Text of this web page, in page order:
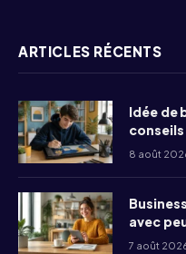
ARTICLES RÉCENTS
Idée de
8 août
avec
7 août